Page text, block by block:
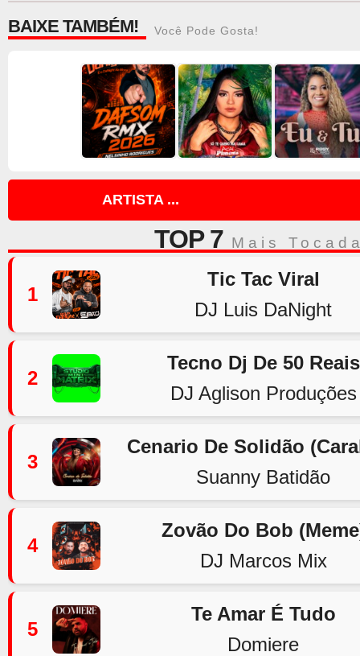
BAIXE TAMBÉM! Você Pode Gosta!
ARTISTA ...
TOP 7 Mais
1
Tic Tac Viral
DJ Luis DaNight
2
Tecno Dj De 50 Reais
DJ Aglison Produções
3
Cenario De Solidão
Suanny Batidão
4
Zovão Do Bob
DJ Marcos Mix
5
Te Amar É Tudo
Domiere